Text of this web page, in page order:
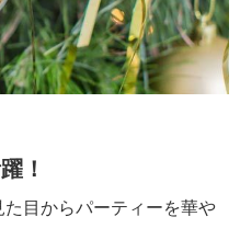
！
目からパーティーを華や